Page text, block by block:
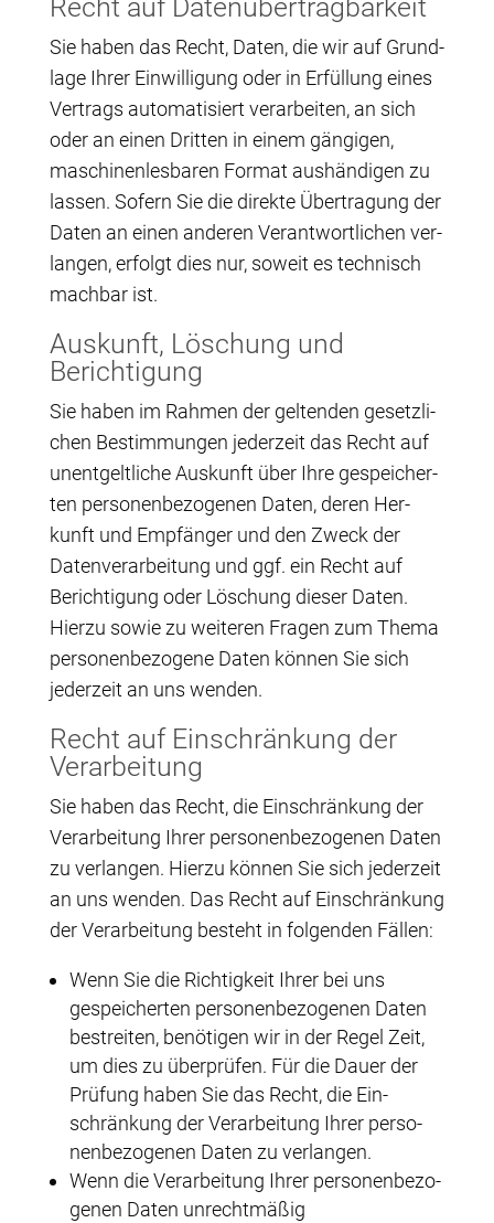
Recht auf Datenübertragbarkeit
Sie haben das Recht, Daten, die wir auf Grund­
la­ge Ihrer Ein­wil­li­gung oder in Erfül­lung eines
Ver­trags auto­ma­ti­siert ver­ar­bei­ten, an sich
oder an einen Drit­ten in einem gän­gi­gen,
maschi­nen­les­ba­ren For­mat aus­hän­di­gen zu
las­sen. Sofern Sie die direk­te Über­tra­gung der
Daten an einen ande­ren Ver­ant­wort­li­chen ver­
lan­gen, erfolgt dies nur, soweit es tech­nisch
mach­bar ist.
Aus­kunft, Löschung und
Berichtigung
Sie haben im Rah­men der gel­ten­den gesetz­li­
chen Bestim­mun­gen jeder­zeit das Recht auf
unent­gelt­li­che Aus­kunft über Ihre gespei­cher­
ten per­so­nen­be­zo­ge­nen Daten, deren Her­
kunft und Emp­fän­ger und den Zweck der
Daten­ver­ar­bei­tung und ggf. ein Recht auf
Berich­ti­gung oder Löschung die­ser Daten.
Hier­zu sowie zu wei­te­ren Fra­gen zum The­ma
per­so­nen­be­zo­ge­ne Daten kön­nen Sie sich
jeder­zeit an uns wenden.
Recht auf Ein­schrän­kung der
Verarbeitung
Sie haben das Recht, die Ein­schrän­kung der
Ver­ar­bei­tung Ihrer per­so­nen­be­zo­ge­nen Daten
zu ver­lan­gen. Hier­zu kön­nen Sie sich jeder­zeit
an uns wen­den. Das Recht auf Ein­schrän­kung
der Ver­ar­bei­tung besteht in fol­gen­den Fällen:
Wenn Sie die Rich­tig­keit Ihrer bei uns
gespei­cher­ten per­so­nen­be­zo­ge­nen Daten
bestrei­ten, benö­ti­gen wir in der Regel Zeit,
um dies zu über­prü­fen. Für die Dau­er der
Prü­fung haben Sie das Recht, die Ein­
schrän­kung der Ver­ar­bei­tung Ihrer per­so­
nen­be­zo­ge­nen Daten zu verlangen.
Wenn die Ver­ar­bei­tung Ihrer per­so­nen­be­zo­
ge­nen Daten unrecht­mä­ßig